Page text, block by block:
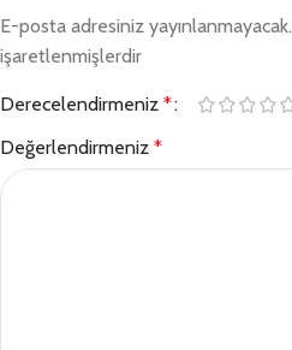
E-posta adresiniz yayınlanmayacak.
işaretlenmişlerdir
Derecelendirmeniz *
Değerlendirmeniz *